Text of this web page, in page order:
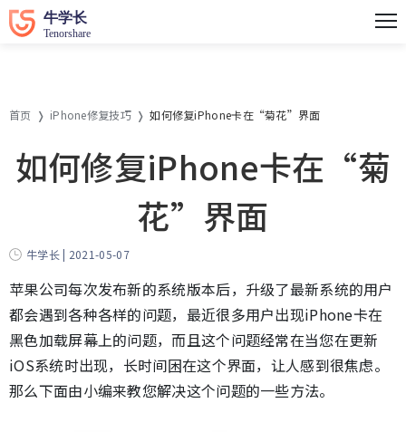
首页 iPhone修复技巧 如何修复iPhone卡在“菊花”界面
如何修复iPhone卡在“菊
花”界面
牛学长 | 2021-05-07
苹果公司每次发布新的系统版本后，升级了最新系统的用户
都会遇到各种各样的问题，最近很多用户出现iPhone卡在
黑色加载屏幕上的问题，而且这个问题经常在当您在更新
iOS系统时出现，长时间困在这个界面，让人感到很焦虑。
那么下面由小编来教您解决这个问题的一些方法。